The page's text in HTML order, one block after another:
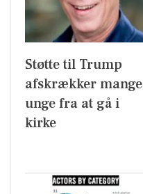
Støtte til Trump
afskrækker mange
unge fra at gå i
kirke